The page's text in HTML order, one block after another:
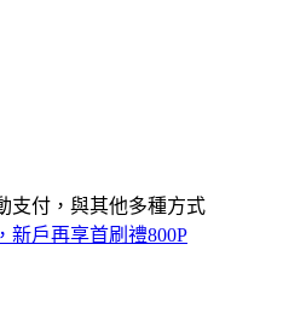
支付，與其他多種方式
新戶再享首刷禮800P